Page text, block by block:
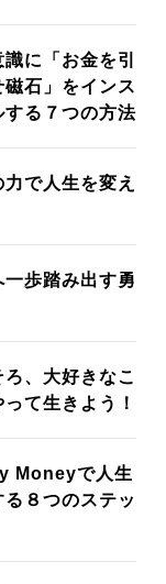
に「お金を引
磁石」をインス
する７つの方法
力で人生を変え
一歩踏み出す勇
ろ、大好きなこ
って生きよう！
Moneyで人生
る８つのステッ